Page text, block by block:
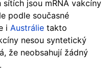
jsou mRNA vakcíny
podle současné
i Austrálie takto
nesou syntetický
že neobsahují žádný